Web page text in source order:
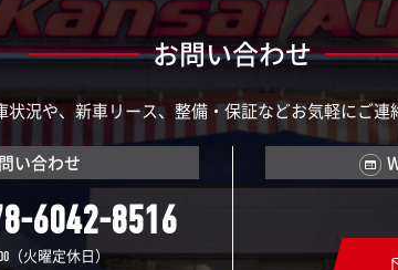
お問い合わせ
状況や、新車リース、整備・保証などお気軽にご連
い合わせ
6042-8516
（火曜定休日）